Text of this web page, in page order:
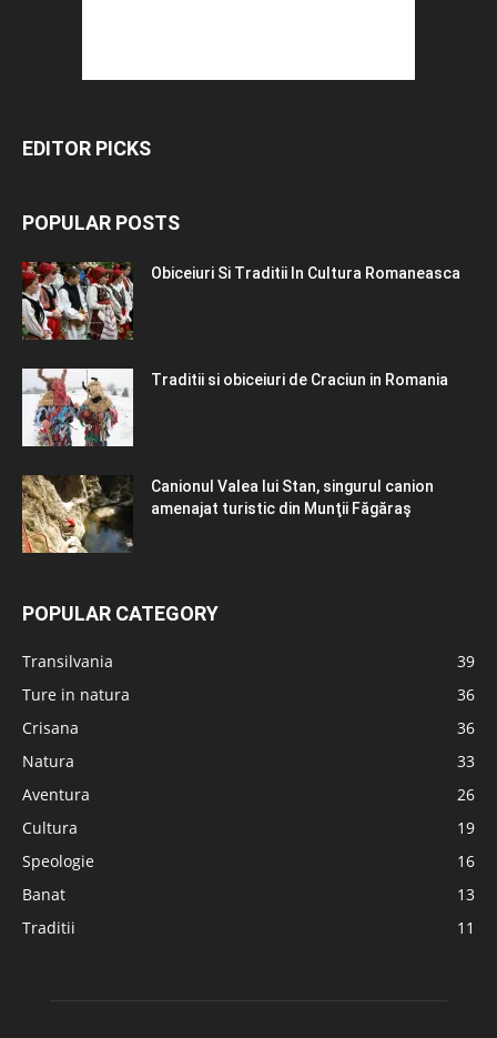
EDITOR PICKS
POPULAR POSTS
Obiceiuri Si Traditii In Cultura Romaneasca
Traditii si obiceiuri de Craciun in Romania
Canionul Valea lui Stan, singurul canion
amenajat turistic din Munţii Făgăraş
POPULAR CATEGORY
Transilvania
39
Ture in natura
36
Crisana
36
Natura
33
Aventura
26
Cultura
19
Speologie
16
Banat
13
Traditii
11